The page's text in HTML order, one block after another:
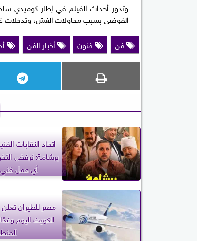
وتدور أحداث الفيلم في إطار كوميدي
الفوضى بسبب محاولات الغش، وتدخلات
فن
فنون أخبار الفن
اتحاد النقابات
برشامة: نرفض
أي عمل
مصر للطيران تعلن
الكويت اليوم